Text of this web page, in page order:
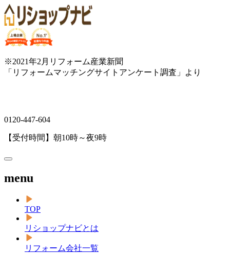
※2021年2月リフォーム産業新聞
「リフォームマッチングサイトアンケート調査」より
0120-447-604
【受付時間】朝10時～夜9時
menu
TOP
リショップナビとは
リフォーム会社一覧